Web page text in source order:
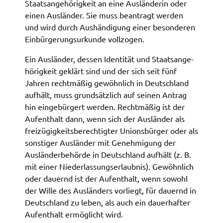
Staats­an­ge­hö­rig­keit an eine Auslän­de­rin oder
einen Auslän­der. Sie muss bean­tragt werden
und wird durch Aushän­di­gung einer beson­de­ren
Einbür­ge­rungs­ur­kun­de voll­zo­gen.
Ein Auslän­der, dessen Iden­ti­tät und Staats­an­ge­
hö­rig­keit geklärt sind und der sich seit fünf
Jahren recht­mä­ßig gewöhn­lich in Deutsch­land
aufhält, muss grund­sätz­lich auf seinen Antrag
hin einge­bür­gert werden. Recht­mä­ßig ist der
Aufent­halt dann, wenn sich der Auslän­der als
frei­zü­gig­keits­be­rech­tig­ter Unions­bür­ger oder als
sons­ti­ger Auslän­der mit Geneh­mi­gung der
Auslän­der­be­hör­de in Deutsch­land aufhält (z. B.
mit einer Nieder­las­sungs­er­laub­nis). Gewöhn­lich
oder dauernd ist der Aufent­halt, wenn sowohl
der Wille des Auslän­ders vorliegt, für dauernd in
Deutsch­land zu leben, als auch ein dauer­haf­ter
Aufent­halt ermög­licht wird.
Zweck:
Speicherung Einwilligung Datenschutzhinweise
Cookie Laufzeit:
1 Jahr
Frontend Benutzer
Name:
fe_typo_user
Anbieter:
Landratsamt Schweinfurt
Zweck:
Anonyme Klickzählung
Cookie Laufzeit:
Session